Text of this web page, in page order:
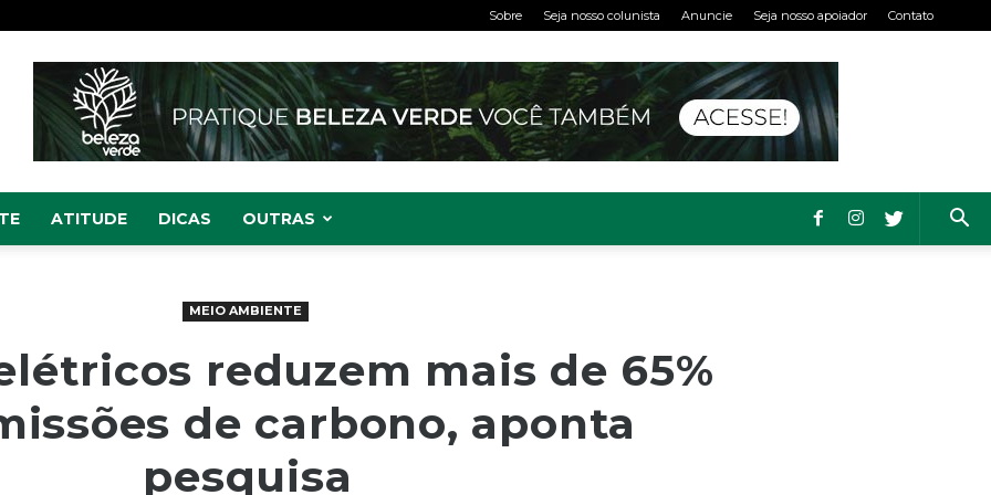
Sobre Seja nosso colunista Anuncie Seja nosso apoiador Contato
ATITUDE DICAS OUTRAS
MEIO AMBIENTE
reduzem mais de 65%
de carbono, aponta
pesquisa